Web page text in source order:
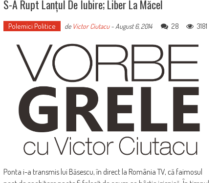
S-A Rupt Lanțul De Iubire; Liber La Măcel
Polemici Politice de Victor Ciutacu-August 6, 2014 28 3181
Ponta i-a transmis lui Băsescu, în direct la România TV, că faimosul